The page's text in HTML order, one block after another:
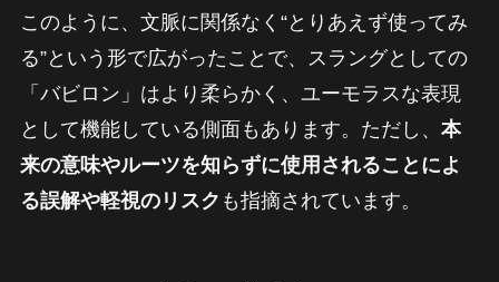
このように、文脈に関係なく“とりあえず使ってみ
る”という形で広がったことで、スラングとしての
「バビロン」はより柔らかく、ユーモラスな表現
として機能している側面もあります。ただし、 本
来の意味やルーツを知らずに使用されることによ
る誤解や軽視のリスク も指摘されています。